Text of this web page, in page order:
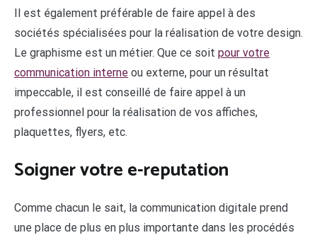
Il est également préférable de faire appel à des
sociétés spécialisées pour la réalisation de votre design.
Le graphisme est un métier. Que ce soit pour votre
communication interne ou externe, pour un résultat
impeccable, il est conseillé de faire appel à un
professionnel pour la réalisation de vos affiches,
plaquettes, flyers, etc.
Soigner votre e-reputation
Comme chacun le sait, la communication digitale prend
une place de plus en plus importante dans les procédés